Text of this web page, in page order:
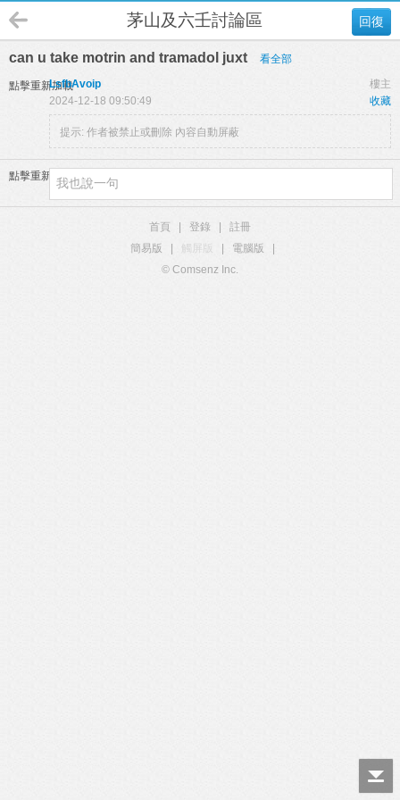
回復
茅山及六壬討論區
can u take motrin and tramadol juxt 看全部
點擊重新加載 樓主
LsfbAvoip
收藏
2024-12-18 09:50:49
提示: 作者被禁止或刪除 內容自動屏蔽
點擊重新加載
首頁 登錄
註冊
簡易版
觸屏版 電腦版
© Comsenz Inc.